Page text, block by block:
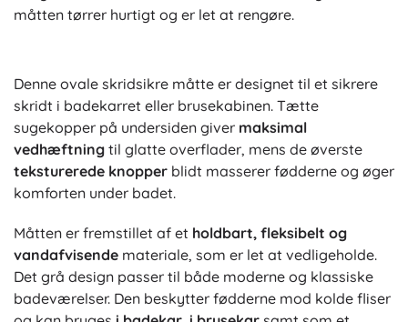
måtten tørrer hurtigt og er let at rengøre.
Denne ovale skridsikre måtte er designet til et sikrere
skridt i badekarret eller brusekabinen. Tætte
sugekopper på undersiden giver maksimal
vedhæftning til glatte overflader, mens de øverste
teksturerede knopper blidt masserer fødderne og øger
komforten under badet.
Måtten er fremstillet af et holdbart, fleksibelt og
vandafvisende materiale, som er let at vedligeholde.
Det grå design passer til både moderne og klassiske
badeværelser. Den beskytter fødderne mod kolde fliser